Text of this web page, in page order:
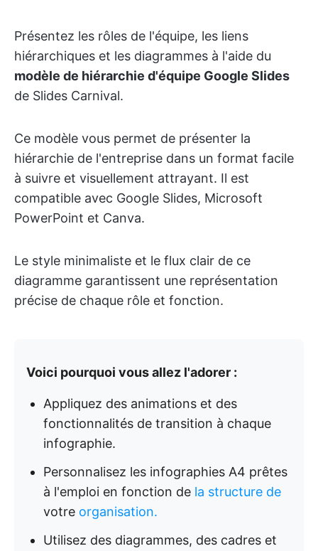
Présentez les rôles de l'équipe, les liens
hiérarchiques et les diagrammes à l'aide du
modèle de hiérarchie d'équipe Google Slides
de Slides Carnival.
Ce modèle vous permet de présenter la
hiérarchie de l'entreprise dans un format facile
à suivre et visuellement attrayant. Il est
compatible avec Google Slides, Microsoft
PowerPoint et Canva.
Le style minimaliste et le flux clair de ce
diagramme garantissent une représentation
précise de chaque rôle et fonction.
Voici pourquoi vous allez l'adorer :
Appliquez des animations et des
fonctionnalités de transition à chaque
infographie.
Personnalisez les infographies A4 prêtes
à l'emploi en fonction de la structure de
votre organisation.
Utilisez des diagrammes, des cadres et